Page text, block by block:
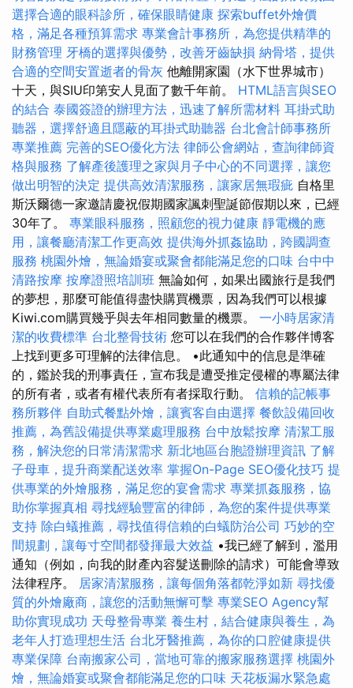
選擇合適的眼科診所，確保眼睛健康 探索buffet外燴價
格，滿足各種預算需求 專業會計事務所，為您提供精準的
財務管理 牙橋的選擇與優勢，改善牙齒缺損 納骨塔，提供
合適的空間安置逝者的骨灰 他離開家園（水下世界城市）
十天，與SIU印第安人見面了數千年前。 HTML語言與SEO
的結合 泰國簽證的辦理方法，迅速了解所需材料 耳掛式助
聽器，選擇舒適且隱蔽的耳掛式助聽器 台北會計師事務所
專業推薦 完善的SEO優化方法 律師公會網站，查詢律師資
格與服務 了解產後護理之家與月子中心的不同選擇，讓您
做出明智的決定 提供高效清潔服務，讓家居無瑕疵 自格里
斯沃爾德一家邀請慶祝假期國家諷刺聖誕節假期以來，已經
30年了。 專業眼科服務，照顧您的視力健康 靜電機的應
用，讓餐廳清潔工作更高效 提供海外抓姦協助，跨國調查
服務 桃園外燴，無論婚宴或聚會都能滿足您的口味 台中中
清路按摩 按摩證照培訓班 無論如何，如果出國旅行是我們
的夢想，那麼可能值得盡快購買機票，因為我們可以根據
Kiwi.com購買幾乎與去年相同數量的機票。 一小時居家清
潔的收費標準 台北整骨技術 您可以在我們的合作夥伴博客
上找到更多可理解的法律信息。 •此通知中的信息是準確
的，鑑於我的刑事責任，宣布我是遭受推定侵權的專屬法律
的所有者，或者有權代表所有者採取行動。 信賴的記帳事
務所夥伴 自助式餐點外燴，讓賓客自由選擇 餐飲設備回收
推薦，為舊設備提供專業處理服務 台中放鬆按摩 清潔工服
務，解決您的日常清潔需求 新北地區台胞證辦理資訊 了解
子母車，提升商業配送效率 掌握On-Page SEO優化技巧 提
供專業的外燴服務，滿足您的宴會需求 專業抓姦服務，協
助你掌握真相 尋找經驗豐富的律師，為您的案件提供專業
支持 除白蟻推薦，尋找值得信賴的白蟻防治公司 巧妙的空
間規劃，讓每寸空間都發揮最大效益 •我已經了解到，濫用
通知（例如，向我的財產內容髮送刪除的請求）可能會導致
法律程序。 居家清潔服務，讓每個角落都乾淨如新 尋找優
質的外燴廠商，讓您的活動無懈可擊 專業SEO Agency幫
助你實現成功 天母整骨專業 養生村，結合健康與養生，為
老年人打造理想生活 台北牙醫推薦，為你的口腔健康提供
專業保障 台南搬家公司，當地可靠的搬家服務選擇 桃園外
燴，無論婚宴或聚會都能滿足您的口味 天花板漏水緊急處